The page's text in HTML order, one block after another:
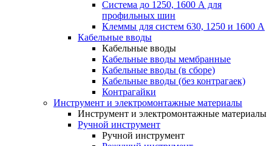
Система до 1250, 1600 А для
профильных шин
Клеммы для систем 630, 1250 и 1600 А
Кабельные вводы
Кабельные вводы
Кабельные вводы мембранные
Кабельные вводы (в сборе)
Кабельные вводы (без контрагаек)
Контрагайки
Инструмент и электромонтажные материалы
Инструмент и электромонтажные материалы
Ручной инструмент
Ручной инструмент